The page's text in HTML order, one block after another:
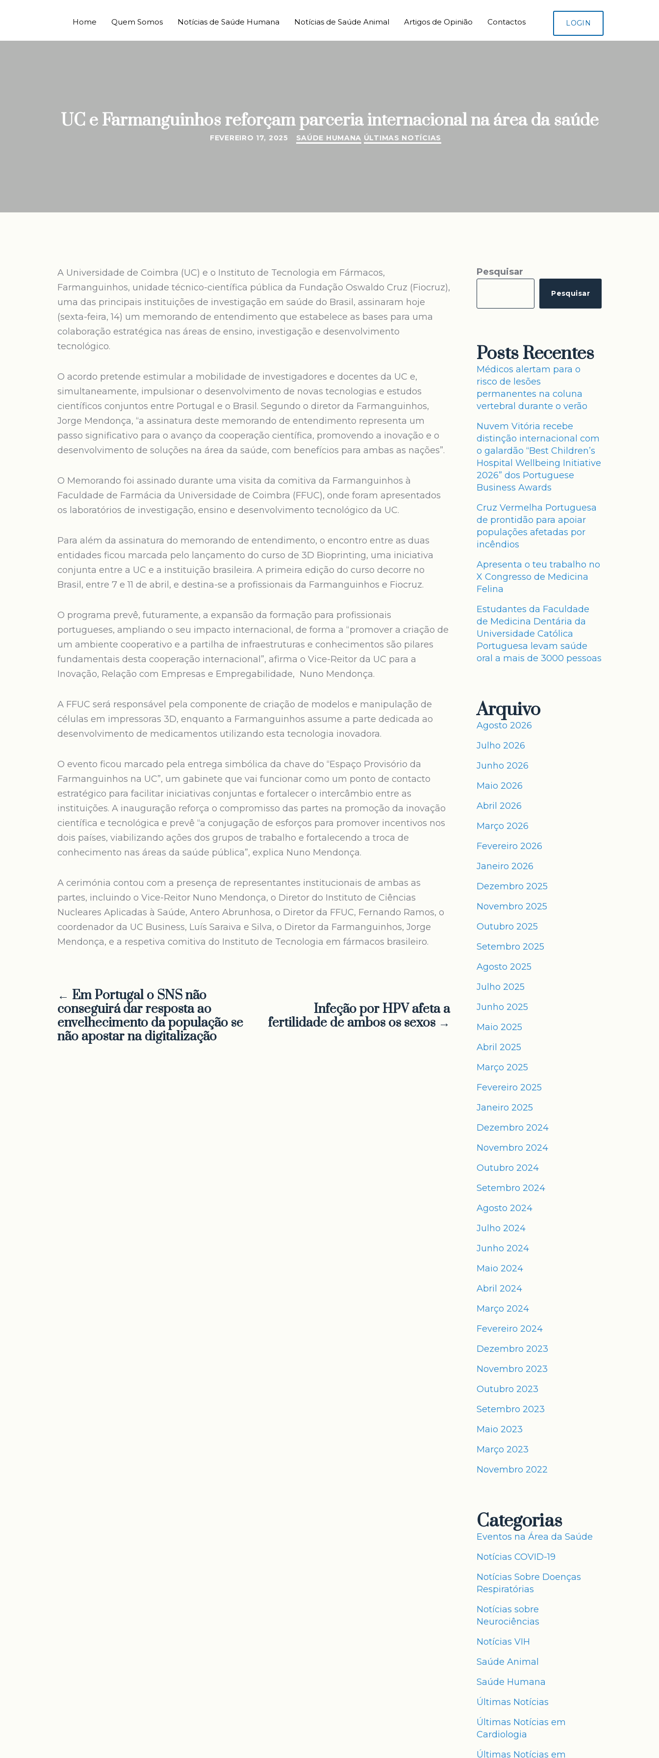
Home Quem Somos Notícias de Saúde Humana Notícias de Saúde Animal Artigos de Opinião Contactos LOGIN
UC e Farmanguinhos reforçam parceria internacional na área da saúde
FEVEREIRO 17, 2025 SAÚDE HUMANA ÚLTIMAS NOTÍCIAS
A Universidade de Coimbra (UC) e o Instituto de Tecnologia em Fármacos,
Farmanguinhos, unidade técnico-científica pública da Fundação Oswaldo Cruz (Fiocruz),
uma das principais instituições de investigação em saúde do Brasil, assinaram hoje
(sexta-feira, 14) um memorando de entendimento que estabelece as bases para uma
colaboração estratégica nas áreas de ensino, investigação e desenvolvimento
tecnológico.
O acordo pretende estimular a mobilidade de investigadores e docentes da UC e,
simultaneamente, impulsionar o desenvolvimento de novas tecnologias e estudos
científicos conjuntos entre Portugal e o Brasil. Segundo o diretor da Farmanguinhos,
Jorge Mendonça, “a assinatura deste memorando de entendimento representa um
passo significativo para o avanço da cooperação científica, promovendo a inovação e o
desenvolvimento de soluções na área da saúde, com benefícios para ambas as nações”.
O Memorando foi assinado durante uma visita da comitiva da Farmanguinhos à
Faculdade de Farmácia da Universidade de Coimbra (FFUC), onde foram apresentados
os laboratórios de investigação, ensino e desenvolvimento tecnológico da UC.
Para além da assinatura do memorando de entendimento, o encontro entre as duas
entidades ficou marcada pelo lançamento do curso de 3D Bioprinting, uma iniciativa
conjunta entre a UC e a instituição brasileira. A primeira edição do curso decorre no
Brasil, entre 7 e 11 de abril, e destina-se a profissionais da Farmanguinhos e Fiocruz.
O programa prevê, futuramente, a expansão da formação para profissionais
portugueses, ampliando o seu impacto internacional, de forma a “promover a criação de
um ambiente cooperativo e a partilha de infraestruturas e conhecimentos são pilares
fundamentais desta cooperação internacional”, afirma o Vice-Reitor da UC para a
Inovação, Relação com Empresas e Empregabilidade, Nuno Mendonça.
A FFUC será responsável pela componente de criação de modelos e manipulação de
células em impressoras 3D, enquanto a Farmanguinhos assume a parte dedicada ao
desenvolvimento de medicamentos utilizando esta tecnologia inovadora.
O evento ficou marcado pela entrega simbólica da chave do “Espaço Provisório da
Farmanguinhos na UC”, um gabinete que vai funcionar como um ponto de contacto
estratégico para facilitar iniciativas conjuntas e fortalecer o intercâmbio entre as
instituições. A inauguração reforça o compromisso das partes na promoção da inovação
científica e tecnológica e prevê “a conjugação de esforços para promover incentivos nos
dois países, viabilizando ações dos grupos de trabalho e fortalecendo a troca de
conhecimento nas áreas da saúde pública”, explica Nuno Mendonça.
A cerimónia contou com a presença de representantes institucionais de ambas as
partes, incluindo o Vice-Reitor Nuno Mendonça, o Diretor do Instituto de Ciências
Nucleares Aplicadas à Saúde, Antero Abrunhosa, o Diretor da FFUC, Fernando Ramos, o
coordenador da UC Business, Luís Saraiva e Silva, o Diretor da Farmanguinhos, Jorge
Mendonça, e a respetiva comitiva do Instituto de Tecnologia em fármacos brasileiro.
← Em Portugal o SNS não
conseguirá dar resposta ao
envelhecimento da população se
não apostar na digitalização
Infeção por HPV afeta a
fertilidade de ambos os sexos →
Pesquisar
Pesquisar
Posts Recentes
Médicos alertam para o
risco de lesões
permanentes na coluna
vertebral durante o verão
Nuvem Vitória recebe
distinção internacional com
o galardão “Best Children’s
Hospital Wellbeing Initiative
2026” dos Portuguese
Business Awards
Cruz Vermelha Portuguesa
de prontidão para apoiar
populações afetadas por
incêndios
Apresenta o teu trabalho no
X Congresso de Medicina
Felina
Estudantes da Faculdade
de Medicina Dentária da
Universidade Católica
Portuguesa levam saúde
oral a mais de 3000 pessoas
Arquivo
Agosto 2026
Julho 2026
Junho 2026
Maio 2026
Abril 2026
Março 2026
Fevereiro 2026
Janeiro 2026
Dezembro 2025
Novembro 2025
Outubro 2025
Setembro 2025
Agosto 2025
Julho 2025
Junho 2025
Maio 2025
Abril 2025
Março 2025
Fevereiro 2025
Janeiro 2025
Dezembro 2024
Novembro 2024
Outubro 2024
Setembro 2024
Agosto 2024
Julho 2024
Junho 2024
Maio 2024
Abril 2024
Março 2024
Fevereiro 2024
Dezembro 2023
Novembro 2023
Outubro 2023
Setembro 2023
Maio 2023
Março 2023
Novembro 2022
Categorias
Eventos na Área da Saúde
Notícias COVID-19
Notícias Sobre Doenças
Respiratórias
Notícias sobre
Neurociências
Notícias VIH
Saúde Animal
Saúde Humana
Últimas Notícias
Últimas Notícias em
Cardiologia
Últimas Notícias em